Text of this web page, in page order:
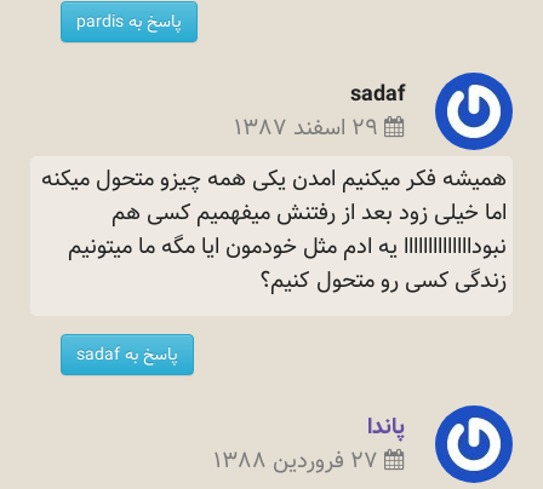
پاسخ به pardis
sadaf
۲۹ اسفند ۱۳۸۷
همیشه فکر میکنیم امدن یکی همه چیزو متحول میکنه
اما خیلی زود بعد از رفتنش میفهمیم کسی هم
نبوداااااااااااااا یه ادم مثل خودمون ایا مگه ما میتونیم
زندگی کسی رو متحولکنیم؟
پاسخ به sadaf
پاندا
۲۷ فروردین ۱۳۸۸